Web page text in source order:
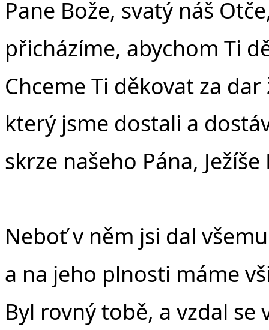
Pane Bože, svatý náš
přicházíme, abychom Ti
Chceme Ti děkovat za
který jsme dostali a
skrze našeho Pána,
Neboť v něm jsi dal
a na jeho plnosti máme
Byl rovný tobě, a vzdal se